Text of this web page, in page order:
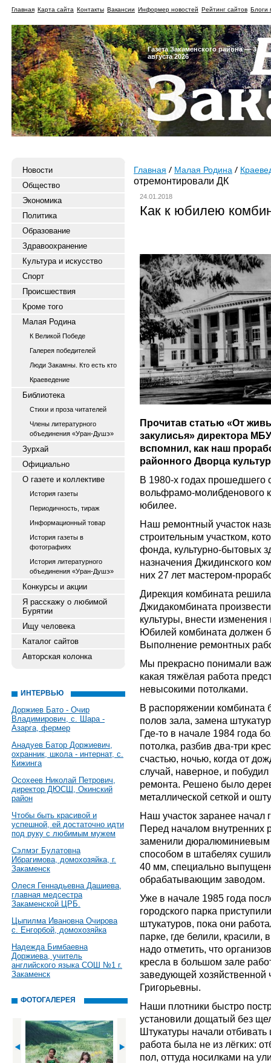
Главная Карта сайта Контакты Вакансии Информер новостей Рейтинг сайтов Блоги
Газета Закаменского района — 3
августа 2026
Новости
Общество
Экономика
Политика
Образование
Здравоохранение
Культура и искусство
Спорт
Происшествия
Кроме того
Малая Родина
К Великой Победе
Галерея победителей
Люди Закамны. Кто есть кто
Краеведение
Библиотека
Стихи и проза читателей
Члены литературного
объединения «Уран-Душэ»
Зурхай
Официально
О газете и коллективе
История газеты
Периодичность, тираж
Информационный товар
История газеты в
фотографиях
История литературного
объединения «Уран-Душэ»
Конкурсы и акции
Я расскажу о любимой
Бурятии
Ищу человека
Каталог сайтов
Авторская колонка
ИНТЕРВЬЮ
Доржиев Бато - Очир
Владимирович, с. Шара -
Азарга, фермер
Анадуев Батор Доржиевич,
охранник, школа - интернат, с.
Кижинга
Осохеев Николай Петрович,
директор ДЮСШ, Окинский
район
Чтобы быть красивой и
успешной, ей достаточно идти
под руку с любимым мужем
Сэлмэг Булатовна
Ибрагимова, домохозяйка, г.
Закаменск
Олеся Геннадьевна Дашиева,
главная медсестра
Закаменской ЦРБ.
Цыпилма Ивановна Очирова
с. Енгорбой, домохозяйка
Надежда Бимбаевна
Доржиева, учитель
английского языка СОШ №1 г.
Закаменск
ФОТОГАЛЕРЕЯ
Главная Малая Родина
отремонтировали ДК
24.01.2018
Как к юбилею
Прочитав статью «От
закулисья» директора
вспомнил, как наш
районного Дворца
В 1980-х годах прошедшего
вольфрамо-молибденового
юбилее.
Наш ремонтный участок
строительным участком,
фонда, культурно-бытовых
назначения Джидинского
них 27 лет мастером-
Дирекция комбината
Джидакомбината
культуры, внести
Юбилей комбината должен
Выполнение ремонтных
Мы прекрасно понимали
какая тяжёлая работа
невысокими потолками.
В распоряжении комбината
полов зала, замена
Где-то в начале 1984 года
потолка, разбив два-три
счастью, ночью, когда от
случай, наверное, и
ремонта. Решено было
металлической сеткой и
Наш участок заранее начал
Перед началом
заменили
способом в штабелях
40 мм, специально
обрабатывающим заводом.
Уже в начале 1985 года
городского парка
штукатуров, пока они
парке, где белили, красили,
надо отметить, что
кресла в большом зале
заведующей
Григорьевны.
Наши плотники быстро
установили дощатый без
Штукатуры начали отбивать
работа была не из лёгких:
пол, оттуда носилками на